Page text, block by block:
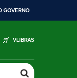
GOVERNO
VLIBRAS